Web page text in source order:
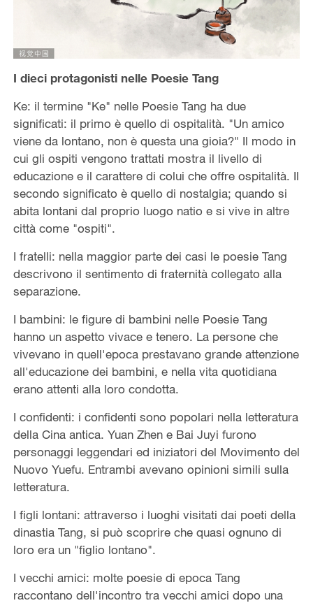
I dieci protagonisti nelle Poesie Tang
Ke: il termine "Ke" nelle Poesie Tang ha due
significati: il primo è quello di ospitalità. "Un amico
viene da lontano, non è questa una gioia?" Il modo in
cui gli ospiti vengono trattati mostra il livello di
educazione e il carattere di colui che offre ospitalità. Il
secondo significato è quello di nostalgia; quando si
abita lontani dal proprio luogo natio e si vive in altre
città come "ospiti".
I fratelli: nella maggior parte dei casi le poesie Tang
descrivono il sentimento di fraternità collegato alla
separazione.
I bambini: le figure di bambini nelle Poesie Tang
hanno un aspetto vivace e tenero. La persone che
vivevano in quell'epoca prestavano grande attenzione
all'educazione dei bambini, e nella vita quotidiana
erano attenti alla loro condotta.
I confidenti: i confidenti sono popolari nella letteratura
della Cina antica. Yuan Zhen e Bai Juyi furono
personaggi leggendari ed iniziatori del Movimento del
Nuovo Yuefu. Entrambi avevano opinioni simili sulla
letteratura.
I figli lontani: attraverso i luoghi visitati dai poeti della
dinastia Tang, si può scoprire che quasi ognuno di
loro era un "figlio lontano".
I vecchi amici: molte poesie di epoca Tang
raccontano dell'incontro tra vecchi amici dopo una